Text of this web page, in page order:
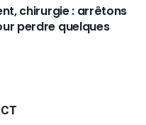
chirurgie : arrêtons
perdre quelques